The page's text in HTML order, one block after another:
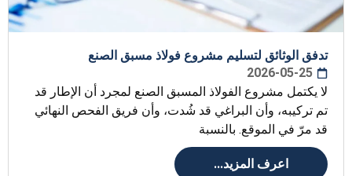
تدفق الوثائق لتسليم مشروع فولاذ مسبق الصنع
2026-05-25
لا يكتمل مشروع الفولاذ المسبق الصنع لمجرد أن الإطار قد
تم تركيبه، وأن البراغي قد شُدت، وأن فريق الفحص النهائي
قد مرّ في الموقع. بالنسبة
اعرف المزيد...